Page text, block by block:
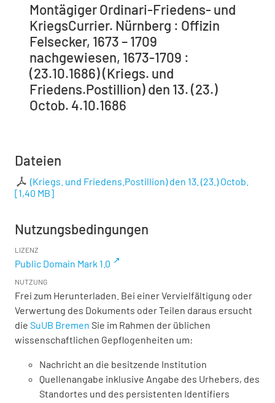
Montägiger Ordinari-Friedens- und
KriegsCurrier. Nürnberg : Offizin
Felsecker, 1673 – 1709
nachgewiesen, 1673-1709 :
(23.10.1686) (Kriegs. und
Friedens.Postillion) den 13. (23.)
Octob. 4.10.1686
Dateien
(Kriegs. und Friedens.Postillion) den 13. (23.) Octob.
[1,40 MB]
Nutzungsbedingungen
LIZENZ
Public Domain Mark 1.0
NUTZUNG
Frei zum Herunterladen. Bei einer Vervielfältigung oder
Verwertung des Dokuments oder Teilen daraus ersucht
die SuUB Bremen Sie im Rahmen der üblichen
wissenschaftlichen Gepflogenheiten um:
Nachricht an die besitzende Institution
Quellenangabe inklusive Angabe des Urhebers, des
Standortes und des persistenten Identifiers